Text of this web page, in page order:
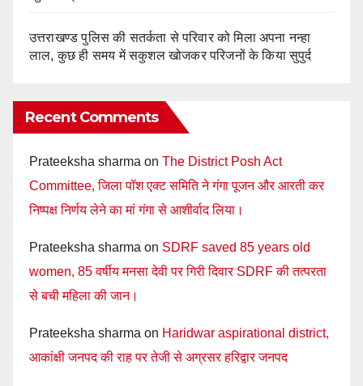
उत्तराखण्ड पुलिस की सतर्कता से परिवार को मिला अपना नन्हा
लाल, कुछ ही समय में सकुशल खोजकर परिजनों के किया सुपुर्द
Recent Comments
Prateeksha sharma on The District Posh Act
Committee, जिला पॉश एक्ट समिति ने गंगा पूजन और आरती कर
निष्पक्ष निर्णय लेने का मां गंगा से आशीर्वाद लिया।
Prateeksha sharma on SDRF saved 85 years old
women, 85 वर्षीय मनसा देवी पर गिरी दिवार SDRF की तत्परता
से बची महिला की जान।
Prateeksha sharma on Haridwar aspirational district,
आकांक्षी जनपद की राह पर तेजी से अग्रसर हरिद्वार जनपद